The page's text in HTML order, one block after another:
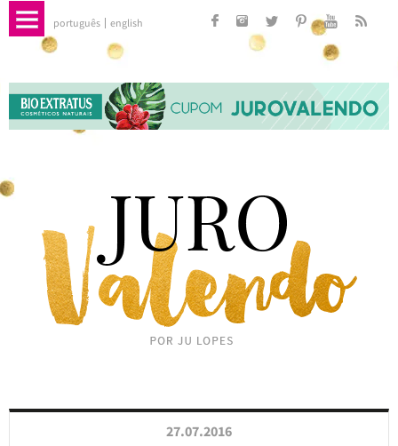
português english
27.07.2016